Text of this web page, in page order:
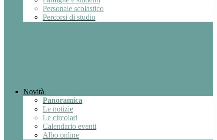
Personale scolastico
Percorsi di studio
Novità
Panoramica
Le notizie
Le circolari
Calendario eventi
Albo online